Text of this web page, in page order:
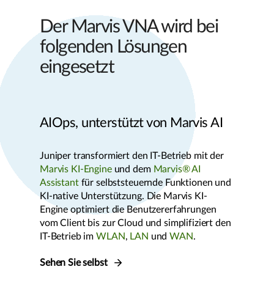
Der Marvis VNA wird bei
folgenden Lösungen
eingesetzt
AIOps, unterstützt von Marvis AI
Juniper transformiert den IT-Betrieb mit der
Marvis KI-Engineund dem Marvis® AI
Assistantfür selbststeuernde Funktionen und
KI-native Unterstützung. Die Marvis KI-
Engine optimiert die Benutzererfahrungen
vom Client bis zur Cloud und simplifiziert den
IT-Betrieb imWLAN, LAN undWAN.
Sehen Sie selbst